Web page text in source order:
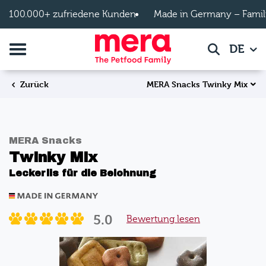
100.000+ zufriedene Kunden Made in Germany –
Navigation umschalten SucheDE
Zurück MERA Snacks Twinky Mix
MERA Snacks
Twinky Mix
Leckerlis für die Belohnung
5.0 Bewertung lesen